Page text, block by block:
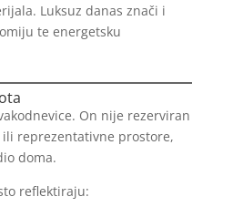
Luksuz danas znači i
te energetsku
On nije rezerviran
reprezentativne prostore,
doma.
reflektiraju: